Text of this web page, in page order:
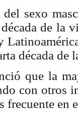
sexo
de la
década
que la
con otros
frecuente